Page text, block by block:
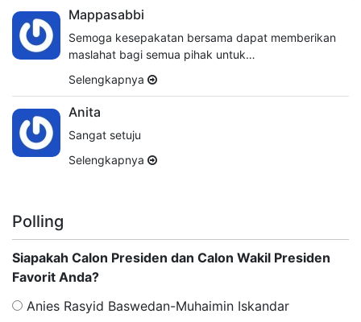
Mappasabbi
Semoga kesepakatan bersama dapat memberikan
maslahat bagi semua pihak untuk…
Selengkapnya
Anita
Sangat setuju
Selengkapnya
Polling
Siapakah Calon Presiden dan Calon Wakil Presiden
Favorit Anda?
Anies Rasyid Baswedan-Muhaimin Iskandar